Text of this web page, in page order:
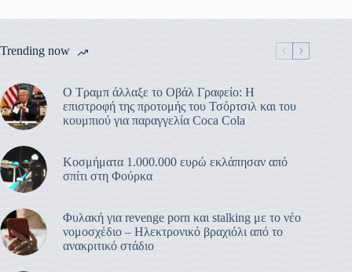
Trending now
Ο Τραμπ άλλαξε το Οβάλ Γραφείο: Η
επιστροφή της προτομής του Τσόρτσιλ και του
κουμπιού για παραγγελία Coca Cola
Κοσμήματα 1.000.000 ευρώ εκλάπησαν από
σπίτι στη Φούρκα
Φυλακή για revenge porn και stalking με το νέο
νομοσχέδιο – Ηλεκτρονικό βραχιόλι από το
ανακριτικό στάδιο